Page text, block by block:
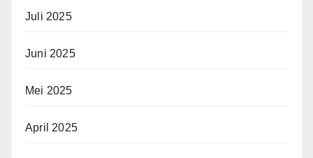
Juli 2025
Juni 2025
Mei 2025
April 2025